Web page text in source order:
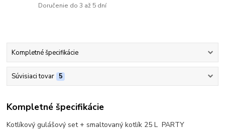
Doručenie do 3 až 5 dní
Kompletné špecifikácie
Súvisiaci tovar 5
Kompletné špecifikácie
Kotlíkový gulášový set + smaltovaný kotlík 25 L PARTY